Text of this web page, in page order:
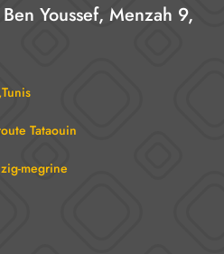
Youssef, Menzah 9,
Tataouin
megrine